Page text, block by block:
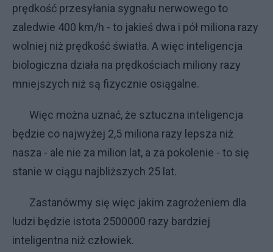
prędkość przesyłania sygnału nerwowego to
zaledwie 400 km/h - to jakieś dwa i pół miliona razy
wolniej niż prędkość światła. A więc inteligencja
biologiczna działa na prędkościach miliony razy
mniejszych niż są fizycznie osiągalne.
Więc można uznać, że sztuczna inteligencja
będzie co najwyżej 2,5 miliona razy lepsza niż
nasza - ale nie za milion lat, a za pokolenie - to się
stanie w ciągu najbliższych 25 lat.
Zastanówmy się więc jakim zagrożeniem dla
ludzi będzie istota 2500000 razy bardziej
inteligentna niż człowiek.